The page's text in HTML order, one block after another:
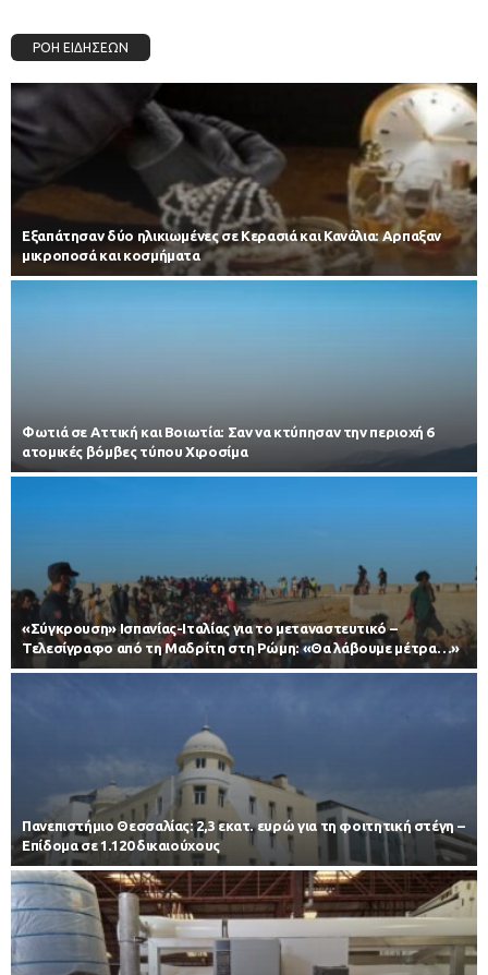
ΡΟΗ ΕΙΔΗΣΕΩΝ
Εξαπάτησαν δύο ηλικιωμένες σε Κερασιά και Κανάλια: Αρπαξαν
μικροποσά και κοσμήματα
Φωτιά σε Αττική και Βοιωτία: Σαν να κτύπησαν την περιοχή 6
ατομικές βόμβες τύπου Χιροσίμα
«Σύγκρουση» Ισπανίας-Ιταλίας για το μεταναστευτικό –
Τελεσίγραφο από τη Μαδρίτη στη Ρώμη: «Θα λάβουμε μέτρα…»
Πανεπιστήμιο Θεσσαλίας: 2,3 εκατ. ευρώ για τη φοιτητική στέγη –
Επίδομα σε 1.120 δικαιούχους